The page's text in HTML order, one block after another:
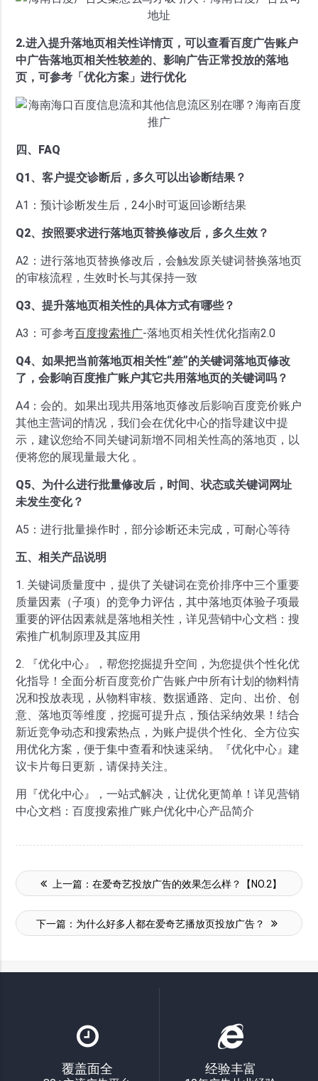
2.进入提升落地页相关性详情页，可以查看百度广告账户
中广告落地页相关性较差的、影响广告正常投放的落地
页，可参考「优化方案」进行优化
四、FAQ
Q1、客户提交诊断后，多久可以出诊断结果？
A1：预计诊断发生后，24小时可返回诊断结果
Q2、按照要求进行落地页替换修改后，多久生效？
A2：进行落地页替换修改后，会触发原关键词替换落地页
的审核流程，生效时长与其保持一致
Q3、提升落地页相关性的具体方式有哪些？
A3：可参考百度搜索推广-落地页相关性优化指南2.0
Q4、如果把当前落地页相关性“差”的关键词落地页修改
了，会影响百度推广账户其它共用落地页的关键词吗？
A4：会的。如果出现共用落地页修改后影响百度竞价账户
其他主营词的情况，我们会在优化中心的指导建议中提
示，建议您给不同关键词新增不同相关性高的落地页，以
便将您的展现量最大化 。
Q5、为什么进行批量修改后，时间、状态或关键词网址
未发生变化？
A5：进行批量操作时，部分诊断还未完成，可耐心等待
五、相关产品说明
1. 关键词质量度中，提供了关键词在竞价排序中三个重要
质量因素（子项）的竞争力评估，其中落地页体验子项最
重要的评估因素就是落地相关性，详见营销中心文档：搜
索推广机制原理及其应用
2. 『优化中心』，帮您挖掘提升空间，为您提供个性化优
化指导！全面分析百度竞价广告账户中所有计划的物料情
况和投放表现，从物料审核、数据通路、定向、出价、创
意、落地页等维度，挖掘可提升点，预估采纳效果！结合
新近竞争动态和搜索热点，为账户提供个性化、全方位实
用优化方案，便于集中查看和快速采纳。『优化中心』建
议卡片每日更新，请保持关注。
用『优化中心』，一站式解决，让优化更简单！详见营销
中心文档：百度搜索推广账户优化中心产品简介
上一篇：在爱奇艺投放广告的效果怎么样？【NO.2】
下一篇： 为什么好多人都在爱奇艺播放页投放广告？
覆盖面全 经验丰富